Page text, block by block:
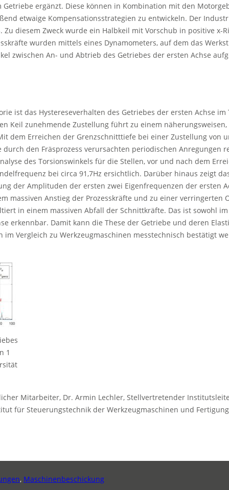
Getriebe ergänzt. Diese können in Kombination mit den
etwaige Kompensationsstrategien zu entwickeln. Der
diesem Zweck wurde ein Halbkeil mit Vorschub in positive x-
wurden mittels eines Dynamometers, auf dem das
zwischen An- und Abtrieb des Getriebes der ersten Achse
ist das Hystereseverhalten des Getriebes der ersten Achse
Keil zunehmende Zustellung führt zu einem
dem Erreichen der Grenzschnitttiefe bei einer Zustellung von
den Fräsprozess verursachten periodischen Anregungen
des Torsionswinkels für die Stellen, vor und nach dem
bei circa 91,7Hz ersichtlich. Darüber hinaus zeigt
der Amplituden der ersten zwei Eigenfrequenzen der ersten
massiven Anstieg der Prozesskräfte und zu einer verringerten
in einem massiven Abfall der Schnittkräfte. Das ist sowohl
erkennbar. Damit kann die These der Getriebe und deren
Vergleich zu Werkzeugmaschinen messtechnisch bestätigt
1
Mitarbeiter, Dr. Armin Lechler, Stellvertretender
für Steuerungstechnik der Werkzeugmaschinen und
, Maschinenbeschickung